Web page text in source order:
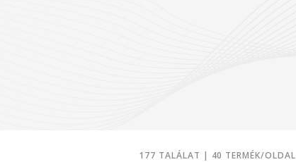
177 TALÁLAT | 40 TERMÉK/OLDAL